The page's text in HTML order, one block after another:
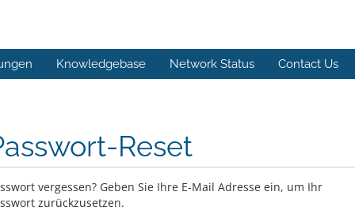
Knowledgebase Network Status Contact Us
Reset
vergessen? Geben Sie Ihre E-Mail Adresse ein, um Ihr
zurückzusetzen.